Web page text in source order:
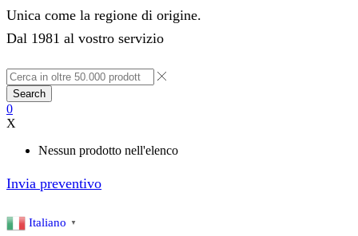
Unica come la regione di origine.
Dal 1981 al vostro servizio
Search
0
X
Nessun prodotto nell'elenco
Invia preventivo
Italiano ▼